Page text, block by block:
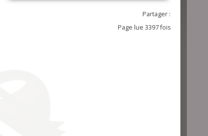
Partager :
Page lue 3397 fois